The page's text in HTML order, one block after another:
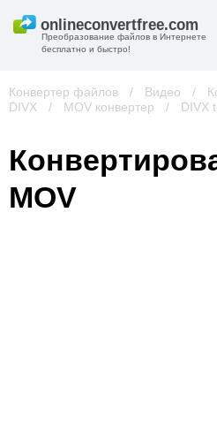
Преобразование файлов в Интернете
бесплатно и быстро!
Конвертер файлов / Видео /
DIVX
/ MOV конвертер / DIVX
MOV